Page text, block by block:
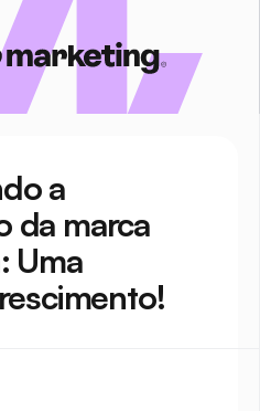
a
da marca
Uma